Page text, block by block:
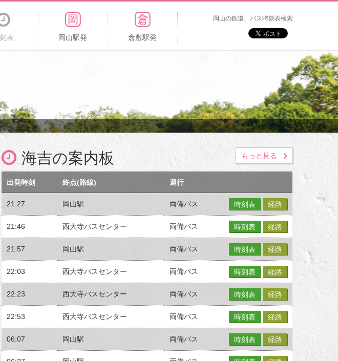
表 岡山駅発 倉敷駅発
岡山の鉄道、バス時刻表検索
海吉の案内板 もっと見る
出発時刻 終点(路線) 運行
21:27 岡山駅 両備バス 時刻表 経路
21:46 西大寺バスセンター 両備バス 時刻表 経路
21:57 岡山駅 両備バス 時刻表 経路
22:03 西大寺バスセンター 両備バス 時刻表 経路
22:23 西大寺バスセンター 両備バス 時刻表 経路
22:53 西大寺バスセンター 両備バス 時刻表 経路
06:07 岡山駅 両備バス 時刻表 経路